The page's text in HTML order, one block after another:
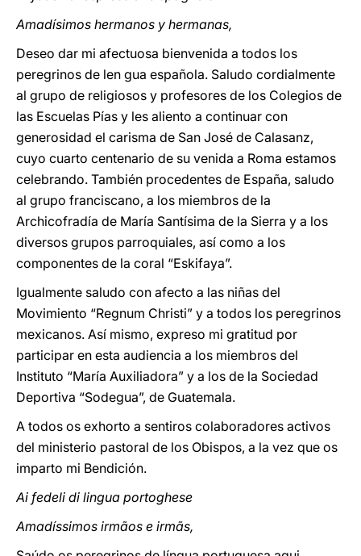
Amadísimos hermanos y hermanas,
Deseo dar mi afectuosa bienvenida a todos los
peregrinos de len gua española. Saludo cordialmente
al grupo de religiosos y profesores de los Colegios de
las Escuelas Pías y les aliento a continuar con
generosidad el carisma de San José de Calasanz,
cuyo cuarto centenario de su venida a Roma estamos
celebrando. También procedentes de España, saludo
al grupo franciscano, a los miembros de la
Archicofradía de María Santísima de la Sierra y a los
diversos grupos parroquiales, así como a los
componentes de la coral “Eskifaya”.
Igualmente saludo con afecto a las niñas del
Movimiento “Regnum Christi” y a todos los peregrinos
mexicanos. Así mismo, expreso mi gratitud por
participar en esta audiencia a los miembros del
Instituto “María Auxiliadora” y a los de la Sociedad
Deportiva “Sodegua”, de Guatemala.
A todos os exhorto a sentiros colaboradores activos
del ministerio pastoral de los Obispos, a la vez que os
imparto mi Bendición.
Ai fedeli di lingua portoghese
Amadíssimos irmãos e irmãs,